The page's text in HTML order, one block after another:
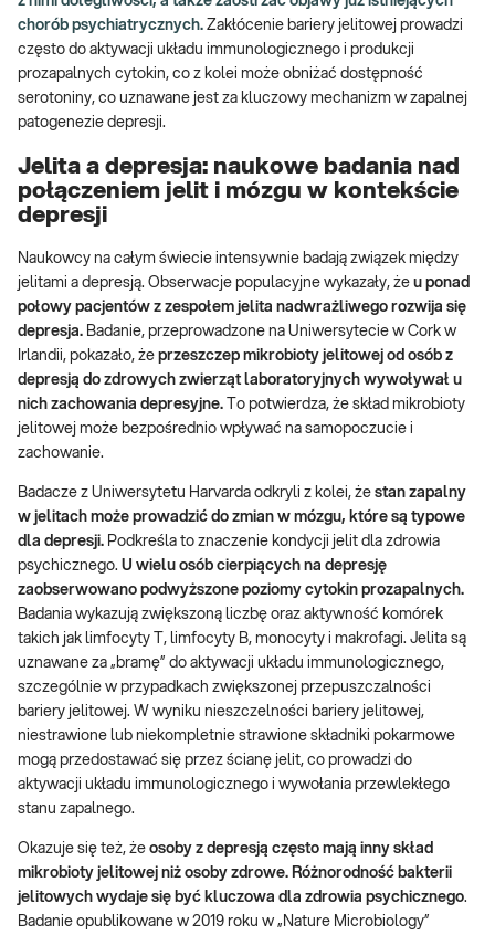
chorób psychiatrycznych. Zakłócenie bariery jelitowej prowadzi
często do aktywacji układu immunologicznego i produkcji
prozapalnych cytokin, co z kolei może obniżać dostępność
serotoniny, co uznawane jest za kluczowy mechanizm w zapalnej
patogenezie depresji.
Jelita a depresja: naukowe badania nad
połączeniem jelit i mózgu w kontekście
depresji
Naukowcy na całym świecie intensywnie badają związek między
jelitami a depresją. Obserwacje populacyjne wykazały, że u ponad
połowy pacjentów z zespołem jelita nadwrażliwego rozwija się
depresja. Badanie, przeprowadzone na Uniwersytecie w Cork w
Irlandii, pokazało, że przeszczep mikrobioty jelitowej od osób z
depresją do zdrowych zwierząt laboratoryjnych wywoływał u
nich zachowania depresyjne.
To potwierdza, że skład mikrobioty
jelitowej może bezpośrednio wpływać na samopoczucie i
zachowanie.
Badacze z Uniwersytetu Harvarda odkryli z kolei, że stan zapalny
w jelitach może prowadzić do zmian w mózgu, które są typowe
dla depresji. Podkreśla to znaczenie kondycji jelit dla zdrowia
psychicznego. U wielu osób cierpiących na depresję
zaobserwowano podwyższone poziomy cytokin prozapalnych.
Badania wykazują zwiększoną liczbę oraz aktywność komórek
takich jak limfocyty T, limfocyty B, monocyty i makrofagi. Jelita są
uznawane za „bramę” do aktywacji układu immunologicznego,
szczególnie w przypadkach zwiększonej przepuszczalności
bariery jelitowej. W wyniku nieszczelności bariery jelitowej,
niestrawione lub niekompletnie strawione składniki pokarmowe
mogą przedostawać się przez ścianę jelit, co prowadzi do
aktywacji układu immunologicznego i wywołania przewlekłego
stanu zapalnego.
Okazuje się też, że osoby z depresją często mają inny skład
mikrobioty jelitowej niż osoby zdrowe. Różnorodność bakterii
jelitowych wydaje się być kluczowa dla zdrowia psychicznego.
Badanie opublikowane w 2019 roku w „Nature Microbiology”